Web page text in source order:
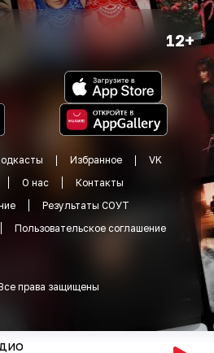
12+
Избранное
VK
О нас
Контакты
Результаты СОУТ
Пользовательское соглашение
права защищены